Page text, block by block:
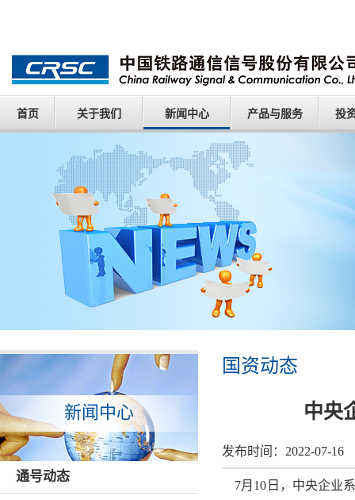
首页 关于我们 新闻中心 产品与服务 投
新闻中心
通号动态
国资动态
中央
发布时间： 2022-07-16
7月10日，中央企业